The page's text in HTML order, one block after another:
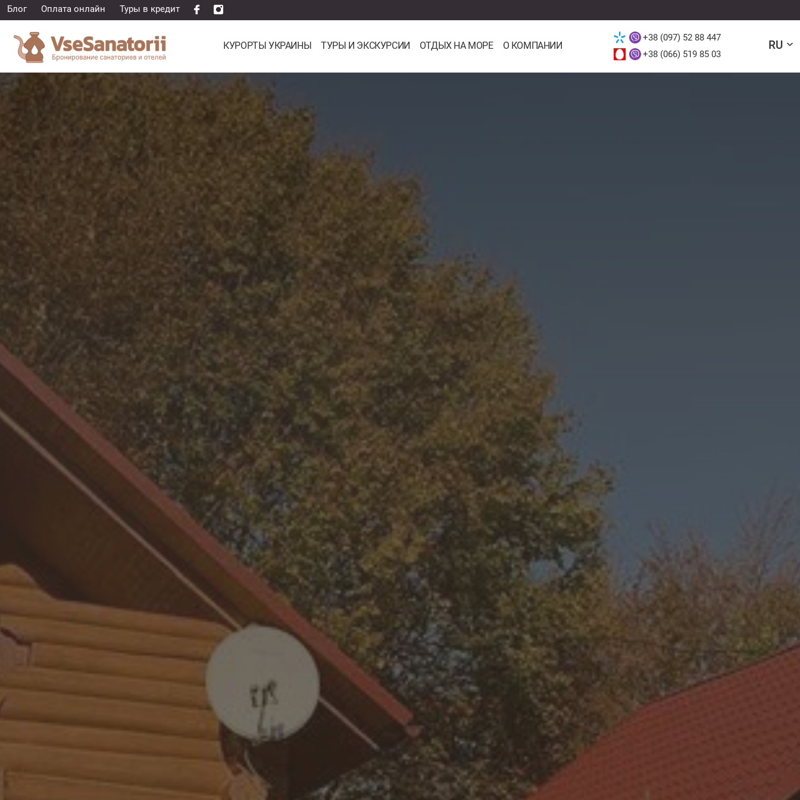
Блог Оплата онлайн Туры в кредит
КУРОРТЫ УКРАИНЫ ТУРЫ И ЭКСКУРСИИ ОТДЫХ НА МОРЕ О КОМПАНИИ
+38 (097) 52 88 447
+38 (066) 519 85 03
RU